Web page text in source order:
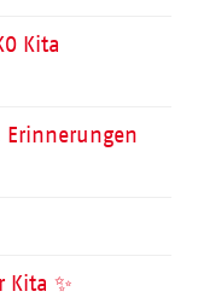
Kita
Erinnerungen
Kita ✨